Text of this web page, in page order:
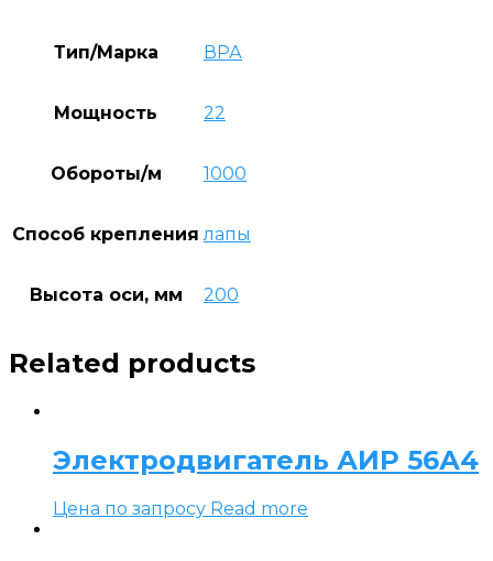
Тип/Марка ВРА
Мощность 22
Обороты/м 1000
Способ крепления лапы
Высота оси, мм 200
Related products
Электродвигатель АИР 56А4
Цена по запросу Read more